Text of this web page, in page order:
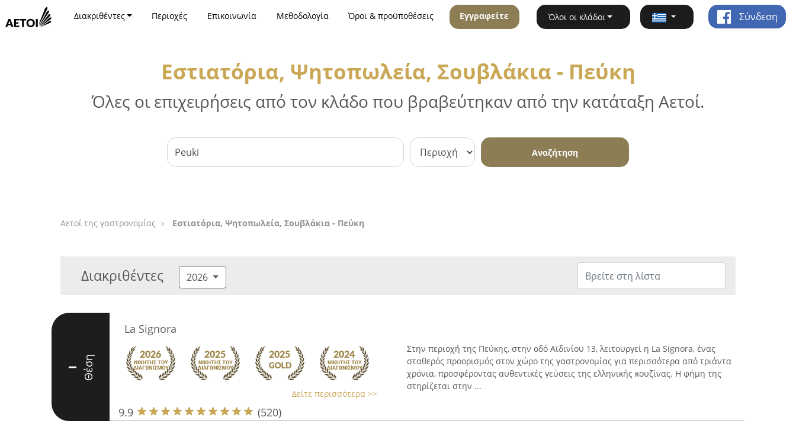
Διακριθέντες Περιοχές Επικοινωνία Μεθοδολογία Όροι & προϋποθέσεις Εγγραφείτε Όλοι οι κλάδοι Σύνδεση
Εστιατόρια, Ψητοπωλεία, Σουβλάκια - Πεύκη
Όλες οι επιχειρήσεις από τον κλάδο που βραβεύτηκαν από την κατάταξη Αετοί.
Αναζήτηση
Αετοί της γαστρονομίας Εστιατόρια, Ψητοπωλεία, Σουβλάκια - Πεύκη
Διακριθέντες 2026
I Θέση
La Signora
Δείτε περισσότερα >>
9.9 (520)
Στην περιοχή της Πεύκης, στην οδό Αϊδινίου 13, λειτουργεί η La Signora, ένας
σταθερός προορισμός στον χώρο της γαστρονομίας για περισσότερα από τριάντα
χρόνια, προσφέροντας αυθεντικές γεύσεις της ελληνικής κουζίνας. Η φήμη της
στηρίζεται στην ...